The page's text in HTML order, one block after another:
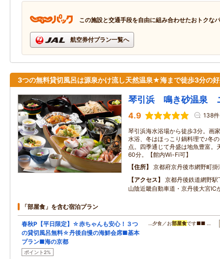
この施設と交通手段を自由に組み合わせたおトクな
航空券付プラン一覧へ
3つの無料貸切風呂は源泉かけ流し天然温泉★海まで徒歩3分の
琴引浜 鳴き砂温泉
4.9 138件
琴引浜海水浴場から徒歩3分。画
水浴、冬はほっこり鍋料理で♪冬
点。四季通じて舟盛は地魚豊富。
60分。【館内Wi-Fi可】
住所
京都府京丹後市網野町掛
アクセス
京都丹後鉄道網野
山陰近畿自動車道・京丹後大宮IC
「部屋食」を含む宿泊プラン
春秋P【平日限定】☆赤ちゃんも安心！３つ
の貸切風呂無料☆丹後自慢の海鮮会席■基本
プラン■海の京都
ポイント2%
…夕食／お部屋食です■■ …